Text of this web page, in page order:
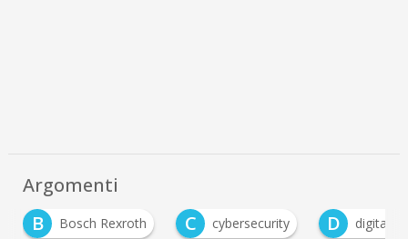
Argomenti
B
Bosch Rexroth C cybersecurity D digital